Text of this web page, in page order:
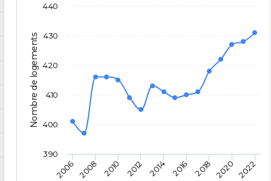
Nombre de logements
2006 2008 2010 2012 2014 2016 2018 2020 2022
390
400
410
420
430
440